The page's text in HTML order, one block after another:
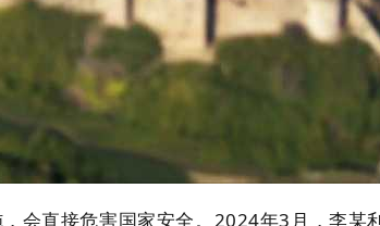
直接危害国家安全。2024年3月，李某